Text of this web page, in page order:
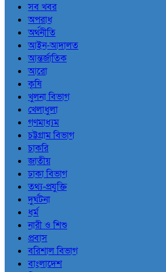
সব খবর
অপরাধ
অর্থনীতি
আইন-আদালত
আন্তর্জাতিক
আরো
কৃষি
খুলনা বিভাগ
খেলাধুলা
গণমাধ্যম
চট্টগ্রাম বিভাগ
চাকরি
জাতীয়
ঢাকা বিভাগ
তথ্য-প্রযুক্তি
দুর্ঘটনা
ধর্ম
নারী ও শিশু
প্রবাস
বরিশাল বিভাগ
বাংলাদেশ